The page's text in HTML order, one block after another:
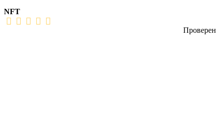
NFT
Проверен